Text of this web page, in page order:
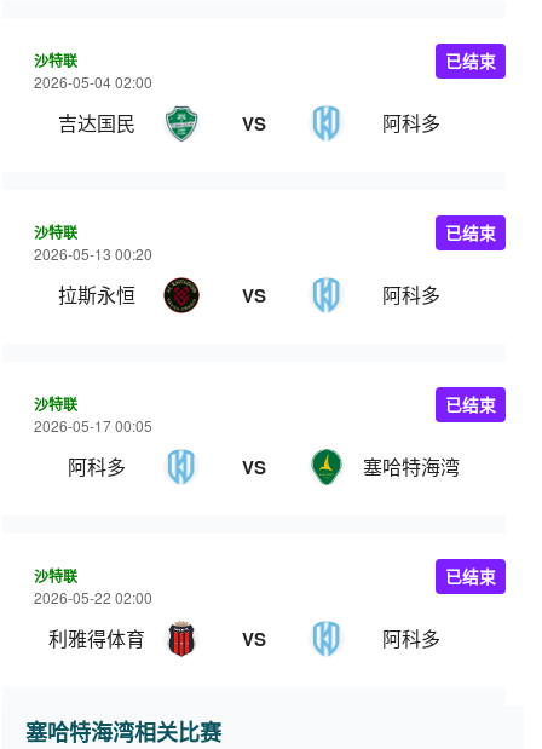
沙特联
2026-05-04 02:00
吉达国民 VS 阿科多
已结束
沙特联
2026-05-13 00:20
拉斯永恒 VS 阿科多
已结束
沙特联
2026-05-17 00:05
阿科多 VS 塞哈特海湾
已结束
沙特联
2026-05-22 02:00
利雅得体育 VS 阿科多
已结束
塞哈特海湾相关比赛